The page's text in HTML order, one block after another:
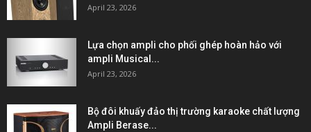
April 23, 2026
Lựa chọn ampli cho phối ghép hoàn hảo với
ampli Musical...
April 23, 2026
Bộ đôi khuấy đảo thị trường karaoke chất lượng
Ampli Berase...